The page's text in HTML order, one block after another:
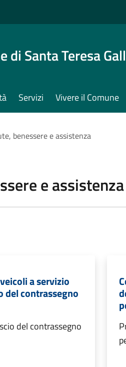
di Santa Teresa
Servizi Vivere il Comune
benessere e assistenza
e assistenza
a servizio
del contrassegno
del contrassegno